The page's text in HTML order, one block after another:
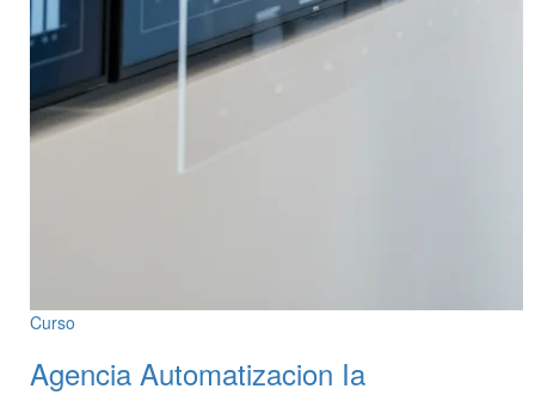
Curso
Agencia Automatizacion Ia